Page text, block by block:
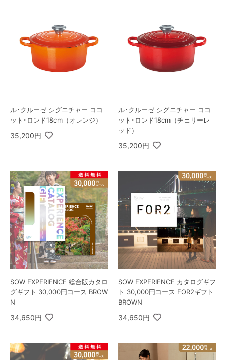
ル･クルーゼ シグニチャー ココ
ット･ロンド18cm（オレンジ）
35,200円
ル･クルーゼ シグニチャー ココ
ット･ロンド18cm（チェリーレ
ッド）
35,200円
SOW EXPERIENCE 総合版カタロ
グギフト 30,000円コース BROW
N
34,650円
SOW EXPERIENCE カタログギフ
ト 30,000円コース FOR2ギフト
BROWN
34,650円